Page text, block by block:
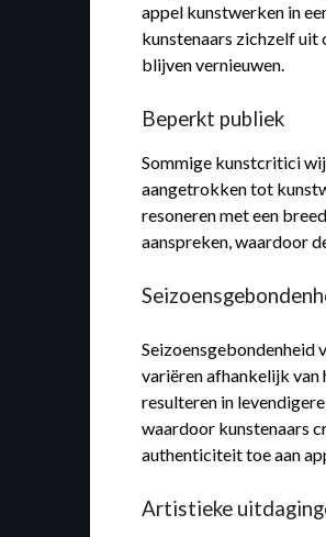
appel kunstwerken in
kunstenaars zichzelf uit
blijven vernieuwen.
Beperkt publiek
Sommige kunstcritici
aangetrokken tot
resoneren met een
aanspreken, waardoor
Seizoensgebondenheid
variëren afhankelijk van
resulteren in
waardoor kunstenaars
authenticiteit toe aan
Artistieke